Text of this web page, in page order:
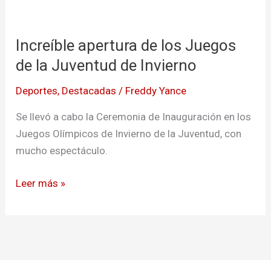
Increíble apertura de los Juegos
de la Juventud de Invierno
Deportes, Destacadas / Freddy Yance
Se llevó a cabo la Ceremonia de Inauguración en los
Juegos Olímpicos de Invierno de la Juventud, con
mucho espectáculo.
de
los
de
la
Juventud
de
Leer más »